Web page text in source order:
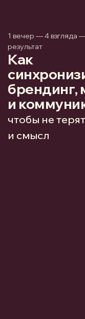
1 вечер — 4 взгляда
результат
Как
брендинг,
и
чтобы не
и смысл